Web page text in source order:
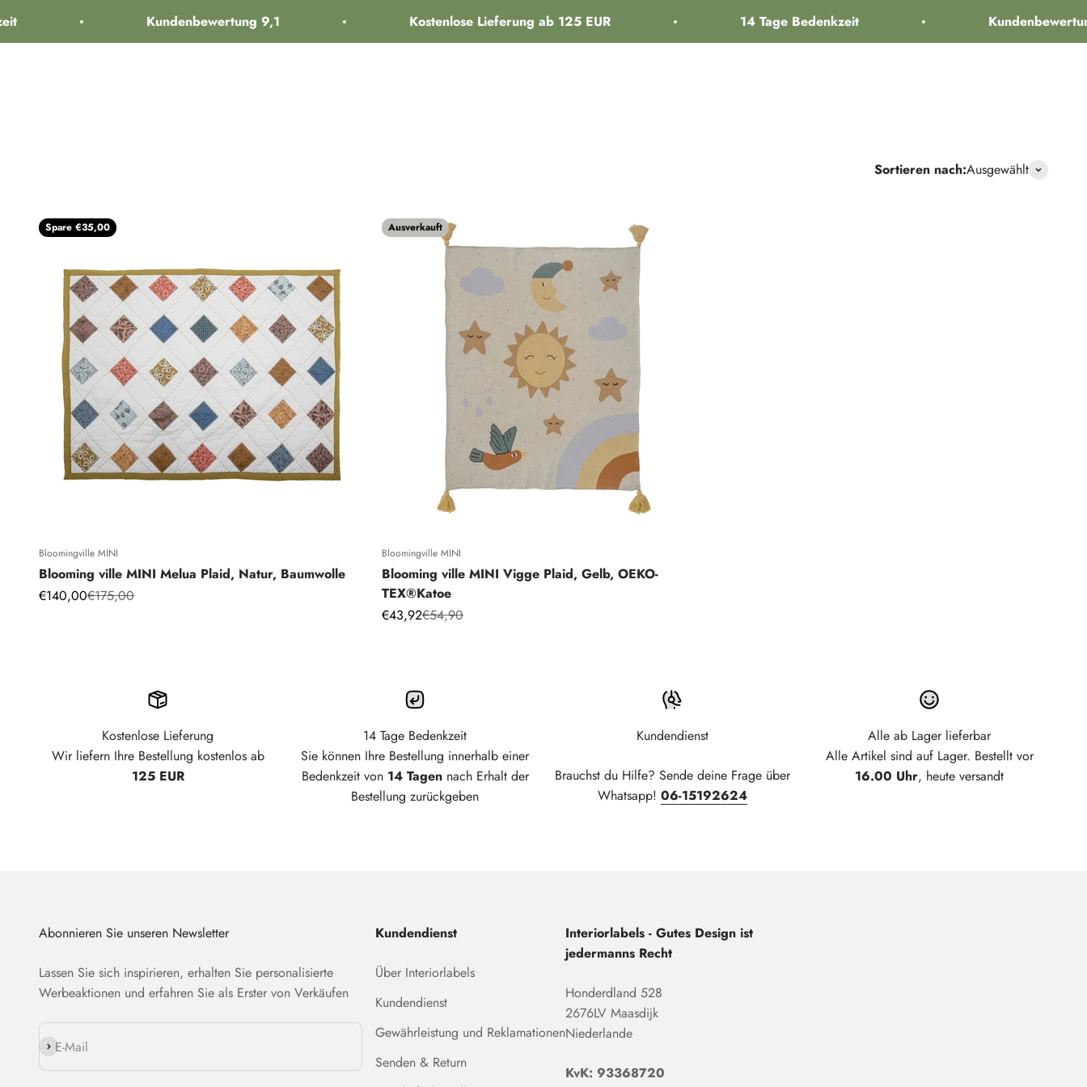
Kundenbewertung 9,1 Kostenlose Lieferung ab 125 EUR 14 Tage Bedenkzeit
Sortieren nach:Ausgewählt
Spare €35,00
Bloomingville MINI
Blooming ville MINI Melua Plaid, Natur, Baumwolle
Angebot
€140,00Regulärer Preis
€175,00
Ausverkauft
Bloomingville MINI
Blooming ville MINI Vigge Plaid, Gelb, OEKO-
TEX®Katoe
Angebot
€43,92Regulärer Preis
€54,90
Kostenlose Lieferung
Wir liefern Ihre Bestellung kostenlos ab
125 EUR
14 Tage Bedenkzeit
Sie können Ihre Bestellung innerhalb einer
Bedenkzeit von 14 Tagennach Erhalt der
Bestellung zurückgeben
Kundendienst
Brauchst du Hilfe? Sende deine Frage über
Whatsapp! 06-15192624
Alle ab Lager lieferbar
Alle Artikel sind auf Lager. Bestellt vor
16.00 Uhr, heute versandt
Abonnieren Sie unseren Newsletter
Lassen Sie sich inspirieren, erhalten Sie personalisierte
Werbeaktionen und erfahren Sie als Erster von Verkäufen
E-Mail
Abonnieren
Kundendienst
Über Interiorlabels
Kundendienst
Gewährleistung und Reklamationen
Senden & Return
Interiorlabels - Gutes Design ist
jedermanns Recht
Honderdland 528
2676LV Maasdijk
Niederlande
KvK: 93368720